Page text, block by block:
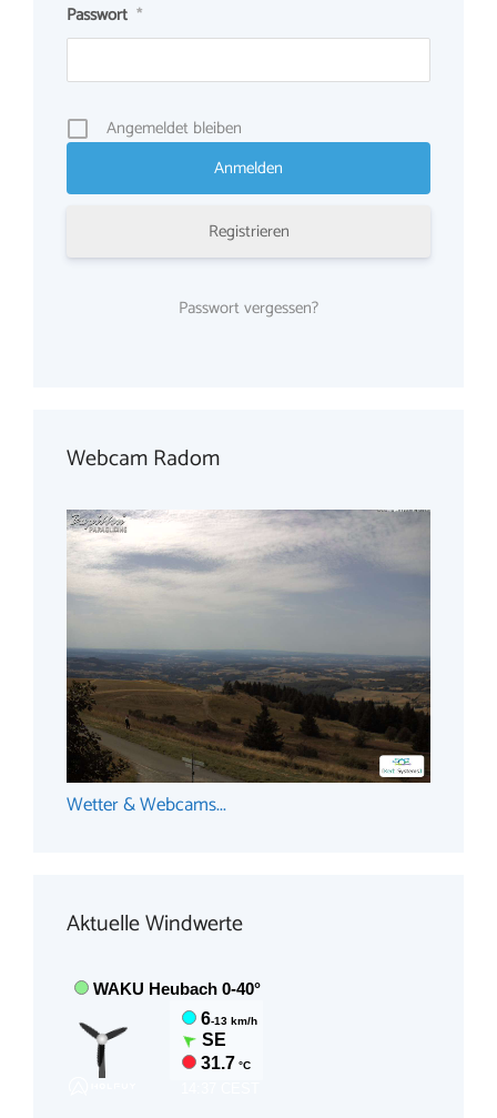
Passwort *
Angemeldet bleiben
Registrieren
Passwort vergessen?
Webcam Radom
Wetter & Webcams...
Aktuelle Windwerte